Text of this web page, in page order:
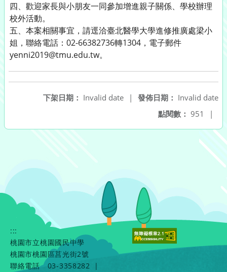
四、歡迎家長與小朋友一同參加增進親子關係、學校辦理
校外活動。
五、本案相關事宜，請逕洽臺北醫學大學進修推廣處梁小
姐，聯絡電話：02-66382736轉1304，電子郵件
yenni2019@tmu.edu.tw。
發佈日期： Invalid date
下架日期： Invalid date
|
點閱數： 951 |
:::
桃園市立桃園國民中學
桃園市桃園區莒光街2號
聯絡電話
03-3358282
|